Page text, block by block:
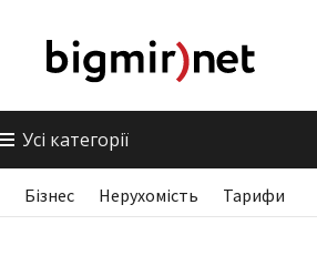
Усі категорії
Бізнес Нерухомість Тарифи